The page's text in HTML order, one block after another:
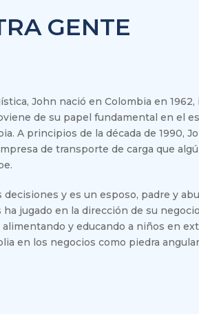
GENTE
John nació en Colombia en
de su papel fundamental en el
A principios de la década de 1990,
de transporte de carga que
decisiones y es un esposo, padre y
jugado en la dirección de su
y educando a niños en
en los negocios como piedra